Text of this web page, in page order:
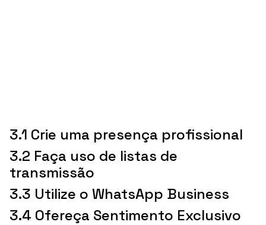
3.1 Crie uma presença profissional
3.2 Faça uso de listas de
transmissão
3.3 Utilize o WhatsApp Business
3.4 Ofereça Sentimento Exclusivo